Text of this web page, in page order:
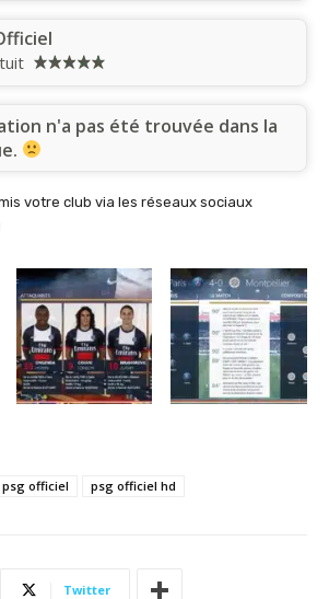
n'a pas été trouvée dans la
votre club via les réseaux sociaux
psg officiel psg officiel hd
Twitter